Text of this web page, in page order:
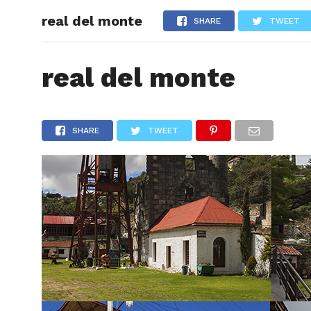
real del monte SHARE TWEET
real del monte
SHARE TWEET